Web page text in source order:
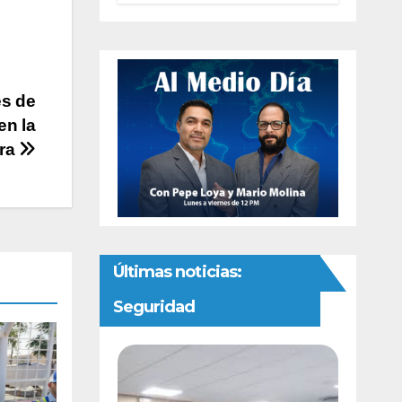
de
la
Barrenador
Últimas noticias:
Seguridad